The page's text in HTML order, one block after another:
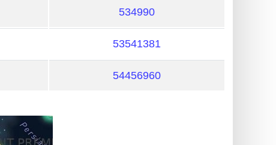
534990
53541381
54456960